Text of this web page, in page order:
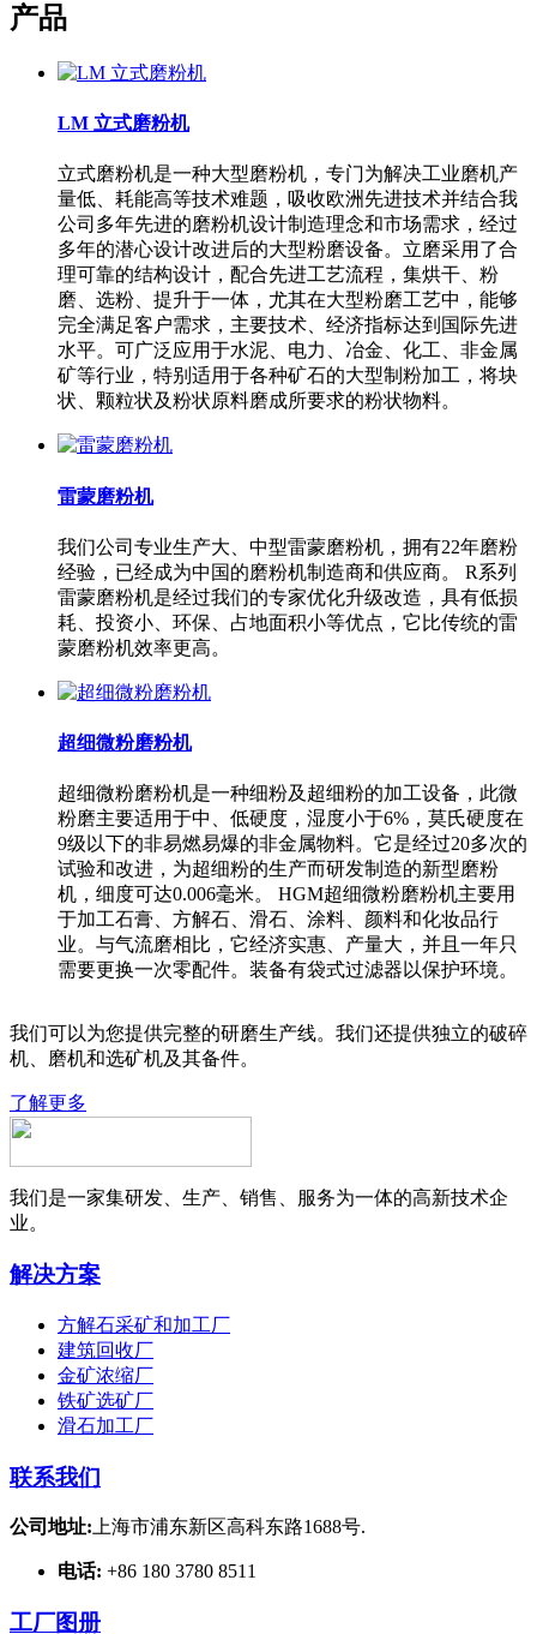
产品
LM 立式磨粉机
立式磨粉机是一种大型磨粉机，专门为解决工业磨机产
量低、耗能高等技术难题，吸收欧洲先进技术并结合我
公司多年先进的磨粉机设计制造理念和市场需求，经过
多年的潜心设计改进后的大型粉磨设备。立磨采用了合
理可靠的结构设计，配合先进工艺流程，集烘干、粉
磨、选粉、提升于一体，尤其在大型粉磨工艺中，能够
完全满足客户需求，主要技术、经济指标达到国际先进
水平。可广泛应用于水泥、电力、冶金、化工、非金属
矿等行业，特别适用于各种矿石的大型制粉加工，将块
状、颗粒状及粉状原料磨成所要求的粉状物料。
雷蒙磨粉机
我们公司专业生产大、中型雷蒙磨粉机，拥有22年磨粉
经验，已经成为中国的磨粉机制造商和供应商。 R系列
雷蒙磨粉机是经过我们的专家优化升级改造，具有低损
耗、投资小、环保、占地面积小等优点，它比传统的雷
蒙磨粉机效率更高。
超细微粉磨粉机
超细微粉磨粉机是一种细粉及超细粉的加工设备，此微
粉磨主要适用于中、低硬度，湿度小于6%，莫氏硬度在
9级以下的非易燃易爆的非金属物料。它是经过20多次的
试验和改进，为超细粉的生产而研发制造的新型磨粉
机，细度可达0.006毫米。 HGM超细微粉磨粉机主要用
于加工石膏、方解石、滑石、涂料、颜料和化妆品行
业。与气流磨相比，它经济实惠、产量大，并且一年只
需要更换一次零配件。装备有袋式过滤器以保护环境。
我们可以为您提供完整的研磨生产线。我们还提供独立的破碎
机、磨机和选矿机及其备件。
了解更多
我们是一家集研发、生产、销售、服务为一体的高新技术企
业。
解决方案
方解石采矿和加工厂
建筑回收厂
金矿浓缩厂
铁矿选矿厂
滑石加工厂
联系我们
公司地址: 上海市浦东新区高科东路1688号.
电话: +86 180 3780 8511
工厂图册